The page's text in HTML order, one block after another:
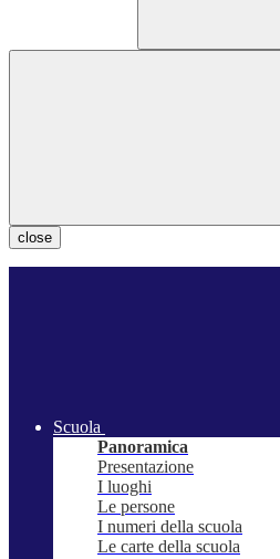
close
Scuola
Panoramica
Presentazione
I luoghi
Le persone
I numeri della scuola
Le carte della scuola